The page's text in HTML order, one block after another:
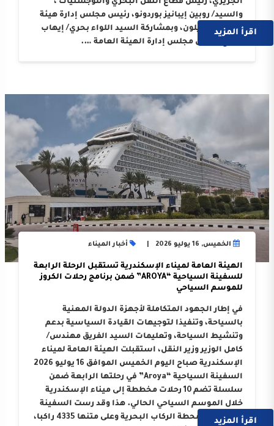
الجزيري، رئيس قطاع النقل البحري واللوجستيات ،
والسيد/ روبين إيبانيز بوردونو، رئيس مجلس إدارة هيئة
ميناء كاستيلون، وبمشاركة السيد اللواء بحري/ إيهاب
صلاح، رئيس مجلس إدارة الهيئة العامة ….
اقرأ المزيد
الخميس, 16 يوليو 2026 أخبار الميناء
الهيئة العامة لميناء الإسكندرية تستقبل الرحلة الرابعة
للسفينة السياحية “AROYA” ضمن برنامج رحلات الكروز
للموسم السياحي
في إطار الجهود المتكاملة لأجهزة الدولة المعنية
بالسياحة، وتنفيذا لتوجيهات القيادة السياسية بدعم
وتنشيط السياحة، وتعليمات السيد الفريق مهندس/
كامل الوزير وزير النقل، استقبلت الهيئة العامة لميناء
الإسكندرية صباح اليوم الخميس الموافق 16 يوليو 2026
السفينة السياحية “Aroya” في رحلتها الرابعة ضمن
سلسلة تضم 10 رحلات مخططة إلى ميناء الإسكندرية
خلال الموسم السياحي الحالي. هذا وقد رست السفينة
على أرصفة محطة الركاب البحرية وعلى متنها 4335 راكبا،
اقرأ المزيد